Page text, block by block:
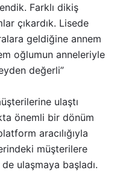
Farklı dikiş
çıkardık. Lisede
geldiğine annem
oğlumun anneleriyle
değerli”
ulaştı
önemli bir dönüm
aracılığıyla
müşterilere
ulaşmaya başladı.